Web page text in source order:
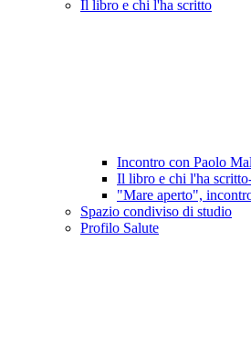
Il libro e chi l'ha scritto
Incontro con Paolo
Il libro e chi l'ha
"Mare aperto",
Spazio condiviso di studio
Profilo Salute